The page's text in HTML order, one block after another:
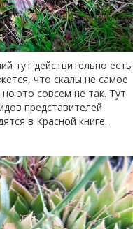
тут действительно есть
что скалы не самое
это совсем не так. Тут
представителей
в Красной книге.